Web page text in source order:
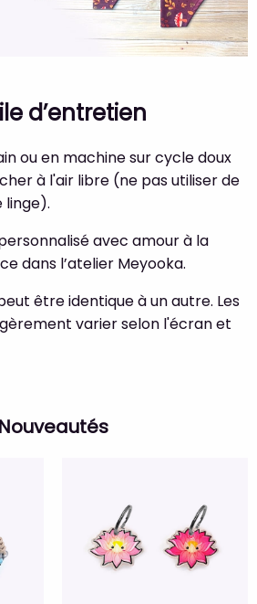
d’entretien
ou en machine sur cycle doux
à l'air libre (ne pas utiliser de
linge).
avec amour à la
dans l’atelier Meyooka.
être identique à un autre. Les
varier selon l'écran et
Nouveautés